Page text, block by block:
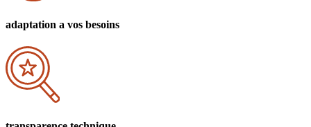
adaptation a vos besoins